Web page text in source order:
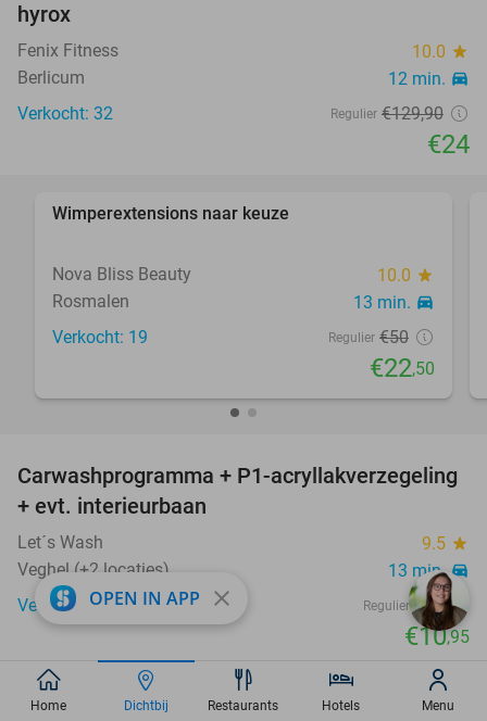
hyrox
Fenix Fitness 10.0 star
Berlicum 12 min. directions_car
Verkocht: 32 Regulier €129,90
€24
favorite_border
Wimperextensions naar keuze
Nova Bliss Beauty 10.0 star
Rosmalen 13 min. directions_car
Verkocht: 19 Regulier €50
€22,50
39%
Carwashprogramma + P1-acryllakverzegeling
+ evt. interieurbaan
Let´s Wash 9.5 star
Veghel (+2 locaties) 13 min.directions_car
Verkocht: 1.491 Regulier €18
€10,95
favorite_border
OPEN IN APP close
Home Dichtbij Restaurants Hotels Menu